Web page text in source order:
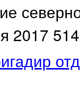
2017 514